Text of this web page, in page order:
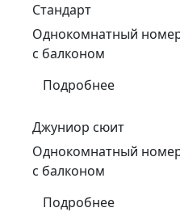
Стандарт
Однокомнатный
с балконом
Подробнее
Джуниор сюит
Однокомнатный
с балконом
Подробнее